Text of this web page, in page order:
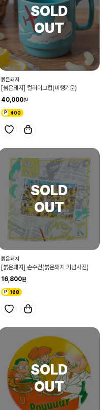
붉은돼지
[붉은돼지] 컬러머그컵(비행기운)
40,000
400
붉은돼지
[붉은돼지] 손수건(붉은돼지 기념사진)
16,800
168